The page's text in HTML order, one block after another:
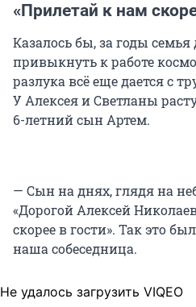
«Прилетай к нам
Казалось бы, за годы
привыкнуть к работе
разлука всё еще дается с
У Алексея и Светланы
6-летний сын Артем.
— Сын на днях, глядя на
«Дорогой Алексей
скорее в гости». Так это
наша собеседница.
Не удалось загрузить VIQEO